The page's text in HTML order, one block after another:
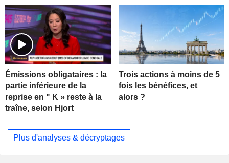
Émissions obligataires : la
partie inférieure de la
reprise en " K » reste à la
traîne, selon Hjort
Trois actions à moins de 5
fois les bénéfices, et
alors ?
Plus d'analyses & décryptages